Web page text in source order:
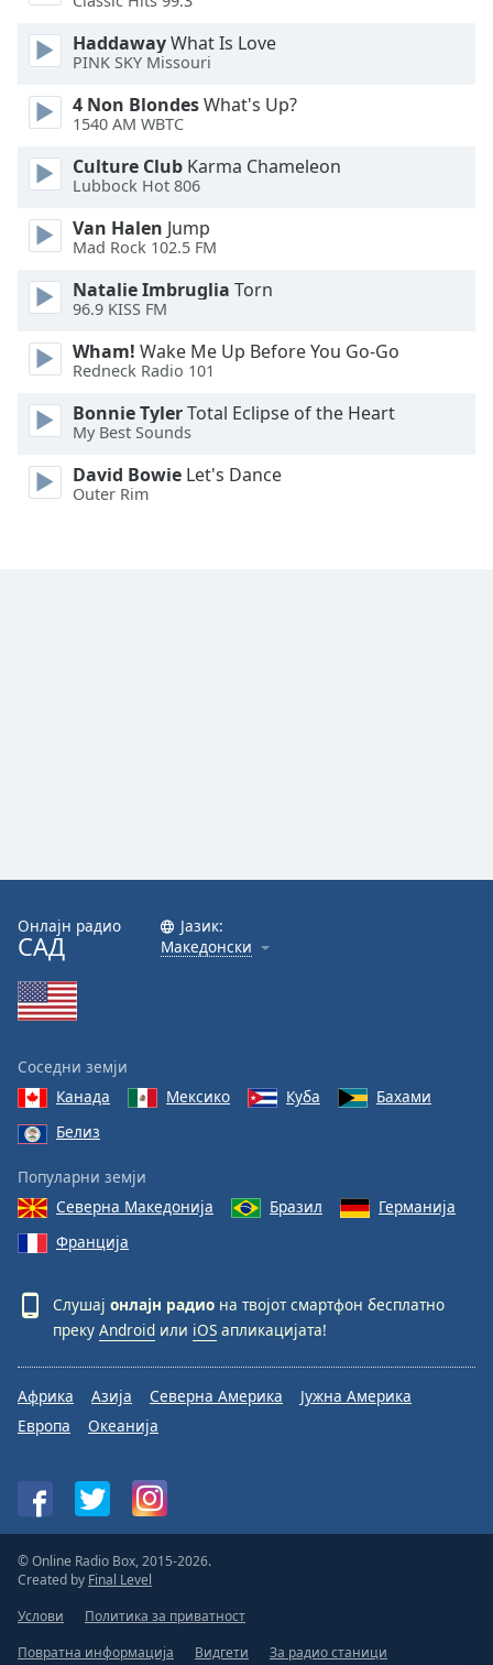
Edge
Style
Font
Family
Reset
Close
Modal
dialog
window.
HaddawayWhat Is Love
PINK SKY Missouri
4 Non BlondesWhat's Up?
1540 AM WBTC
Culture Club Karma Chameleon
Lubbock Hot 806
Van Halen Jump
Mad Rock 102.5 FM
Natalie Imbruglia Torn
96.9 KISS FM
Wham! Wake Me Up Before You Go-Go
Redneck Radio 101
Bonnie TylerTotal Eclipse of the Heart
My Best Sounds
David Bowie Let's Dance
Outer Rim
Онлајн радио
САД
Јазик:
Македонски
Соседни земји
Канада
Мексико Куба
Бахами
Белиз
Популарни земји
Северна Македонија
Бразил
Германија
Франција
Слушај онлајн радио на твојот смартфон бесплатно
преку Android или iOS апликацијата!
Африка Азија Северна Америка
Јужна Америка
Европа
Океанија
© Online Radio Box, 2015-2026.
Created by Final Level
Услови
Политика за приватност
Повратна информација
Видгети За радио станици